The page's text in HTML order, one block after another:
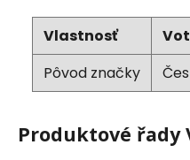
Vlastnosť
Pôvod značky
Produktové řady